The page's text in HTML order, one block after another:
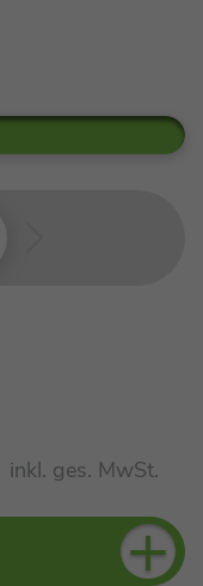
inkl. ges. MwSt.
+